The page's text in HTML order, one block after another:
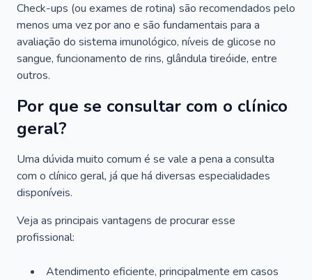
Check-ups (ou exames de rotina) são recomendados pelo
menos uma vez por ano e são fundamentais para a
avaliação do sistema imunológico, níveis de glicose no
sangue, funcionamento de rins, glândula tireóide, entre
outros.
Por que se consultar com o clínico
geral?
Uma dúvida muito comum é se vale a pena a consulta
com o clínico geral, já que há diversas especialidades
disponíveis.
Veja as principais vantagens de procurar esse
profissional:
Atendimento eficiente, principalmente em casos